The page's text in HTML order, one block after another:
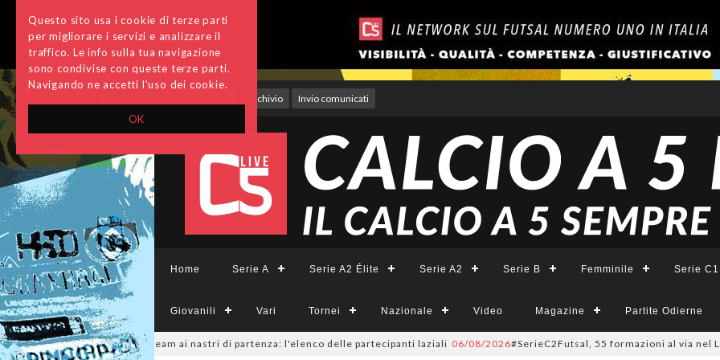
OK
Questo sito usa i cookie di terze parti
per migliorare i servizi e analizzare il
traffico. Le info sulla tua navigazione
sono condivise con queste terze parti.
Navigando ne accetti l'uso dei cookie.
Archivio Invio comunicati
Home Serie A Serie A2 Élite Serie A2 Serie B Femminile Serie C1
Giovanili Vari Tornei Nazionale Video Magazine Partite Odierne
sono 14 i team ai nastri di partenza: l'elenco delle partecipanti laziali 06/08/2026#SerieC2Futsal, 55 formazioni al via nel Lazio: